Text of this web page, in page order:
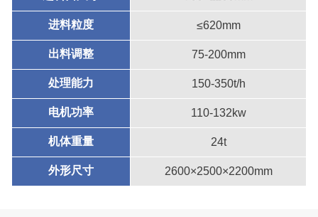
进料粒度 ≤620mm
出料调整 75-200mm
处理能力 150-350t/h
电机功率 110-132kw
机体重量 24t
外形尺寸 2600×2500×2200mm